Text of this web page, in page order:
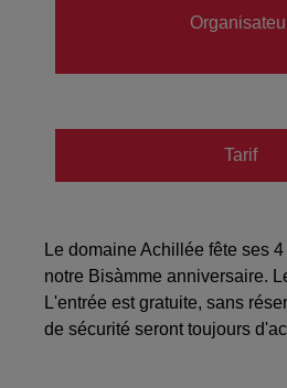
Tarif
Le domaine Achillée fête ses
notre Bisàmme anniversaire.
L'entrée est gratuite, sans
de sécurité seront toujours